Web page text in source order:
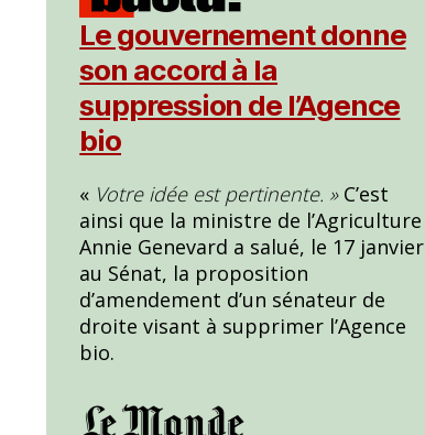
Le gouvernement donne
son accord à la
suppression de l’Agence
bio
« Votre idée est pertinente. »C’est
ainsi que la ministre de l’Agriculture
Annie Genevard a salué, le 17 janvier
au Sénat, la proposition
d’amendement d’un sénateur de
droite visant à supprimer l’Agence
bio.